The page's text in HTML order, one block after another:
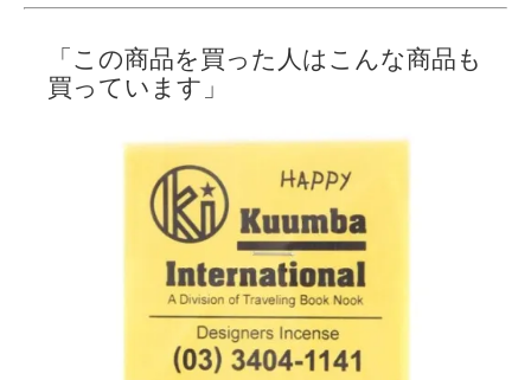
「この商品を買った人はこんな商品も
買っています」